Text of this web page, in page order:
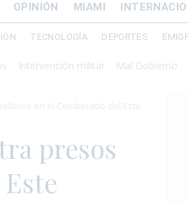
OPINIÓN MIAMI
TECNOLOGÍA DEPORTES
militar Mal Gobierno
presos